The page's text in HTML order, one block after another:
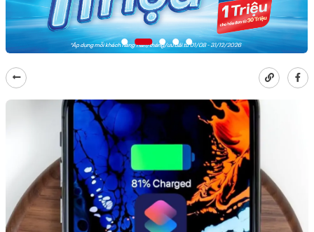
Osmo Pocket 4 Ốp lưng Apple
Loa Marshall Cốc sạc Apple